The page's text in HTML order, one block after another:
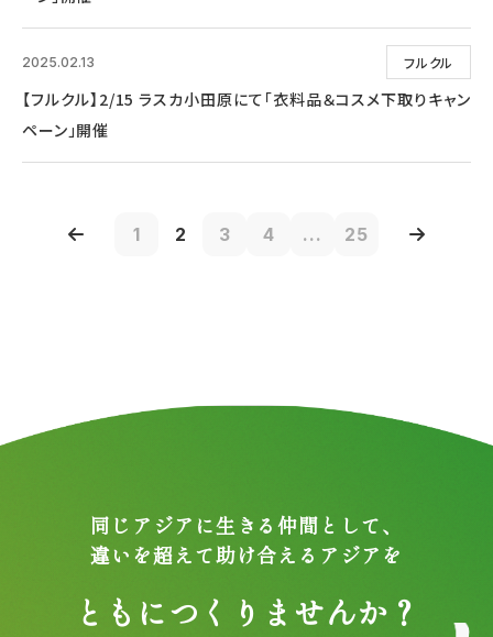
フルクル
2025.02.13
【フルクル】2/15 ラスカ小田原にて「衣料品＆コスメ下取りキャン
ペーン」開催
1 2 3 4 ... 25
同じアジアに生きる仲間として、
違いを超えて助け合えるアジアを
ともにつくりませんか？